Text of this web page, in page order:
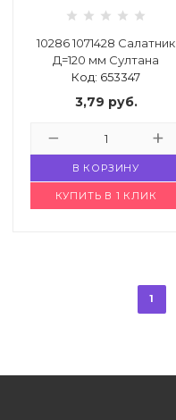
10286 1071428 Салатник
Д=120 мм Султана
Код: 653347
3,79 руб.
В КОРЗИНУ
КУПИТЬ В 1 КЛИК
1